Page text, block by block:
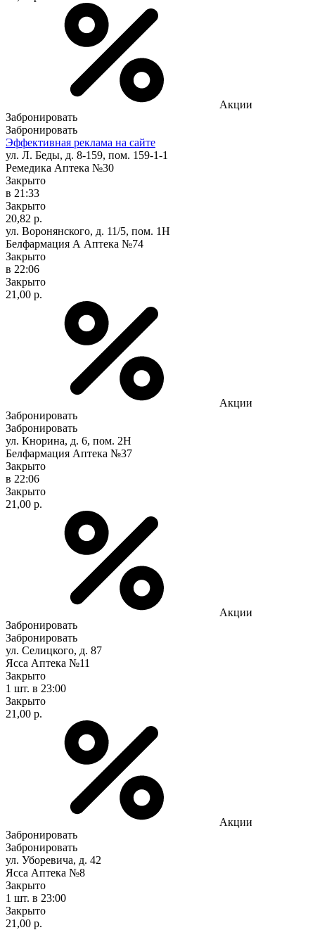
Акции
Забронировать
Забронировать
Эффективная реклама на сайте
ул. Л. Беды, д. 8-159, пом. 159-1-1
Ремедика Аптека №30
Закрыто
в 21:33
Закрыто
20,82 р.
ул. Воронянского, д. 11/5, пом. 1Н
Белфармация А Аптека №74
Закрыто
в 22:06
Закрыто
21,00 р.
Акции
Забронировать
Забронировать
ул. Кнорина, д. 6, пом. 2Н
Белфармация Аптека №37
Закрыто
в 22:06
Закрыто
21,00 р.
Акции
Забронировать
Забронировать
ул. Селицкого, д. 87
Ясса Аптека №11
Закрыто
1 шт. в 23:00
Закрыто
21,00 р.
Акции
Забронировать
Забронировать
ул. Уборевича, д. 42
Ясса Аптека №8
Закрыто
1 шт. в 23:00
Закрыто
21,00 р.